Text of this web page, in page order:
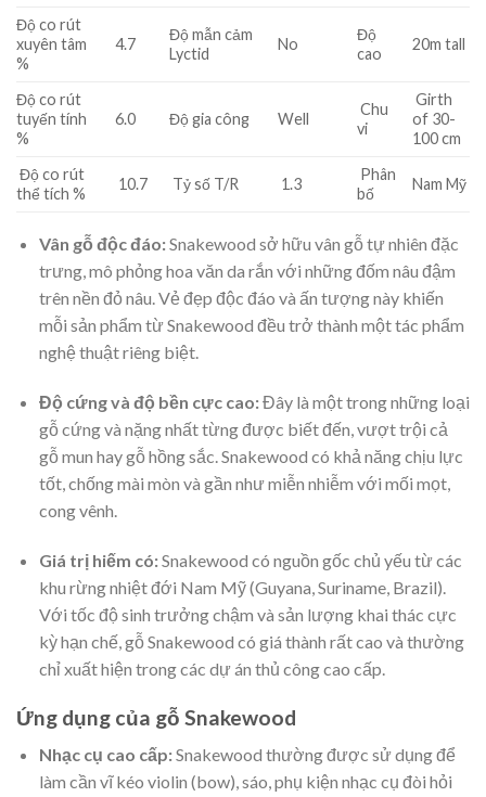
Độ co rút
xuyên tâm
%
4.7
Độ mẫn cảm
Lyctid
No
Độ
cao
20m tall
Độ co rút
tuyến tính
%
6.0 Độ gia công Well
Chu
vi
Girth
of 30-
100 cm
Độ co rút
thể tích %
10.7 Tỷ số T/R 1.3
Phân
bố
Nam Mỹ
Vân gỗ độc đáo:Snakewood sở hữu vân gỗ tự nhiên đặc
trưng, mô phỏng hoa văn da rắn với những đốm nâu đậm
trên nền đỏ nâu. Vẻ đẹp độc đáo và ấn tượng này khiến
mỗi sản phẩm từ Snakewood đều trở thành một tác phẩm
nghệ thuật riêng biệt.
Độ cứng và độ bền cực cao:Đây là một trong những loại
gỗ cứng và nặng nhất từng được biết đến, vượt trội cả
gỗ mun hay gỗ hồng sắc. Snakewood có khả năng chịu lực
tốt, chống mài mòn và gần như miễn nhiễm với mối mọt,
cong vênh.
Giá trị hiếm có:Snakewood có nguồn gốc chủ yếu từ các
khu rừng nhiệt đới Nam Mỹ (Guyana, Suriname, Brazil).
Với tốc độ sinh trưởng chậm và sản lượng khai thác cực
kỳ hạn chế, gỗ Snakewood có giá thành rất cao và thường
chỉ xuất hiện trong các dự án thủ công cao cấp.
Ứng dụng của gỗ Snakewood
Nhạc cụ cao cấp:Snakewood thường được sử dụng để
làm cần vĩ kéo violin (bow), sáo, phụ kiện nhạc cụ đòi hỏi